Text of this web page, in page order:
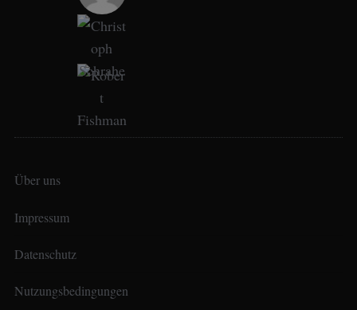
Über uns
Impressum
Datenschutz
Nutzungsbedingungen